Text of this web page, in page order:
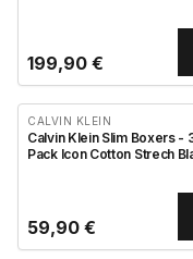
199,90 €
CALVIN KLEIN
Calvin Klein Slim Boxers -
Pack Icon Cotton Strech
59,90 €